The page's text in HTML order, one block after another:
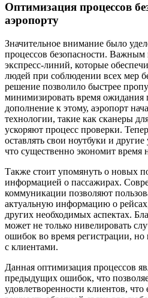
Оптимизация процессов
аэропорту
Значительное внимание было
процессов безопасности. Важным
экспресс-линий, которые
людей при соблюдении всех мер
решение позволило быстрее
минимизировать время ожидания
дополнение к этому, аэропорт
технологии, такие как сканеры
ускоряют процесс проверки.
оставлять свои ноутбуки и
что существенно экономит время
Также стоит упомянуть о новых
информацией о пассажирах.
коммуникации позволяют
актуальную информацию о
других необходимых аспектах.
может не только нивелировать
ошибок во время регистрации, но
с клиентами.
Данная оптимизация процессов
предыдущих ошибок, что
удовлетворенности клиентов, что